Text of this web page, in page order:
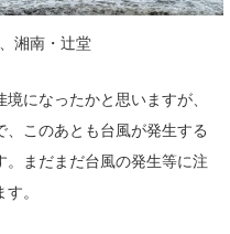
湘南・辻堂
になったかと思いますが、
、このあとも台風が発生する
。まだまだ台風の発生等に注
。